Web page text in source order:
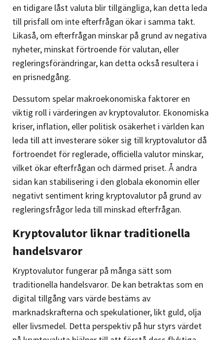
en tidigare låst valuta blir tillgängliga, kan detta leda
till prisfall om inte efterfrågan ökar i samma takt.
Likaså, om efterfrågan minskar på grund av negativa
nyheter, minskat förtroende för valutan, eller
regleringsförändringar, kan detta också resultera i
en prisnedgång.
Dessutom spelar makroekonomiska faktorer en
viktig roll i värderingen av kryptovalutor. Ekonomiska
kriser, inflation, eller politisk osäkerhet i världen kan
leda till att investerare söker sig till kryptovalutor då
förtroendet för reglerade, officiella valutor minskar,
vilket ökar efterfrågan och därmed priset. Å andra
sidan kan stabilisering i den globala ekonomin eller
negativt sentiment kring kryptovalutor på grund av
regleringsfrågor leda till minskad efterfrågan.
Kryptovalutor liknar traditionella
handelsvaror
Kryptovalutor fungerar på många sätt som
traditionella handelsvaror. De kan betraktas som en
digital tillgång vars värde bestäms av
marknadskrafterna och spekulationer, likt guld, olja
eller livsmedel. Detta perspektiv på hur styrs värdet